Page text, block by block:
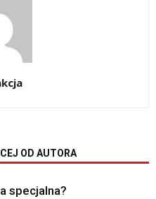
OD AUTORA
specjalna?